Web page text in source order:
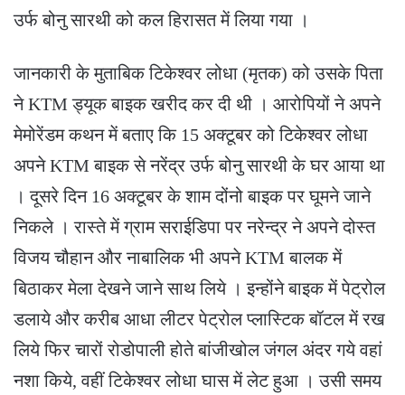
उर्फ बोनु सारथी को कल हिरासत में लिया गया ।
जानकारी के मुताबिक टिकेश्वर लोधा (मृतक) को उसके पिता
ने KTM ड्यूक बाइक खरीद कर दी थी । आरोपियों ने अपने
मेमोरेंडम कथन में बताए कि 15 अक्टूबर को टिकेश्वर लोधा
अपने KTM बाइक से नरेंद्र उर्फ बोनु सारथी के घर आया था
। दूसरे दिन 16 अक्टूबर के शाम दोंनो बाइक पर घूमने जाने
निकले । रास्ते में ग्राम सराईडिपा पर नरेन्द्र ने अपने दोस्त
विजय चौहान और नाबालिक भी अपने KTM बालक में
बिठाकर मेला देखने जाने साथ लिये । इन्होंने बाइक में पेट्रोल
डलाये और करीब आधा लीटर पेट्रोल प्लास्टिक बॉटल में रख
लिये फिर चारों रोडोपाली होते बांजीखोल जंगल अंदर गये वहां
नशा किये, वहीं टिकेश्वर लोधा घास में लेट हुआ । उसी समय